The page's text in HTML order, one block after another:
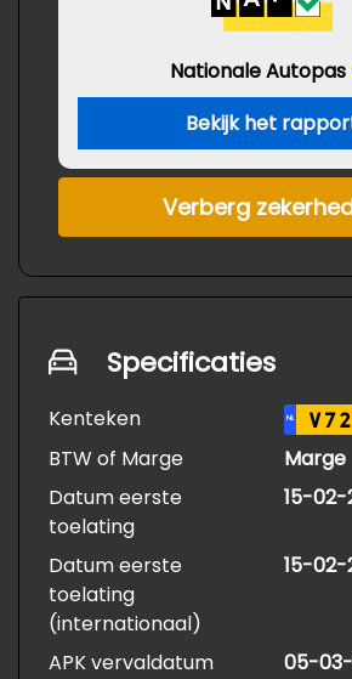
Nationale Autopas
Bekijk het
Verberg
Specificaties
Kenteken NL
BTW of Marge
Marge
Datum eerste
toelating
15-02-
Datum eerste
toelating
(internationaal)
15-02-
APK vervaldatum
05-